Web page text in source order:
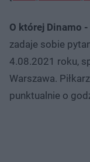
O której Dinamo
zadaje sobie
4.08.2021 roku,
Warszawa.
punktualnie o